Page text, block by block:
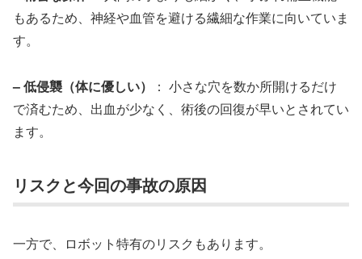
もあるため、神経や血管を避ける繊細な作業に向いていま
す。
– 低侵襲（体に優しい）
： 小さな穴を数か所開けるだけ
で済むため、出血が少なく、術後の回復が早いとされてい
ます。
リスクと今回の事故の原因
一方で、ロボット特有のリスクもあります。